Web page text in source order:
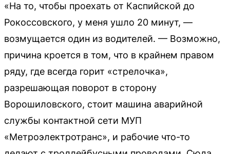
«На то, чтобы проехать от Каспийской до
Рокоссовского, у меня ушло 20 минут, —
возмущается один из водителей. — Возможно,
причина кроется в том, что в крайнем правом
ряду, где всегда горит «стрелочка»,
разрешающая поворот в сторону
Ворошиловского, стоит машина аварийной
службы контактной сети МУП
«Метроэлектротранс», и рабочие что-то